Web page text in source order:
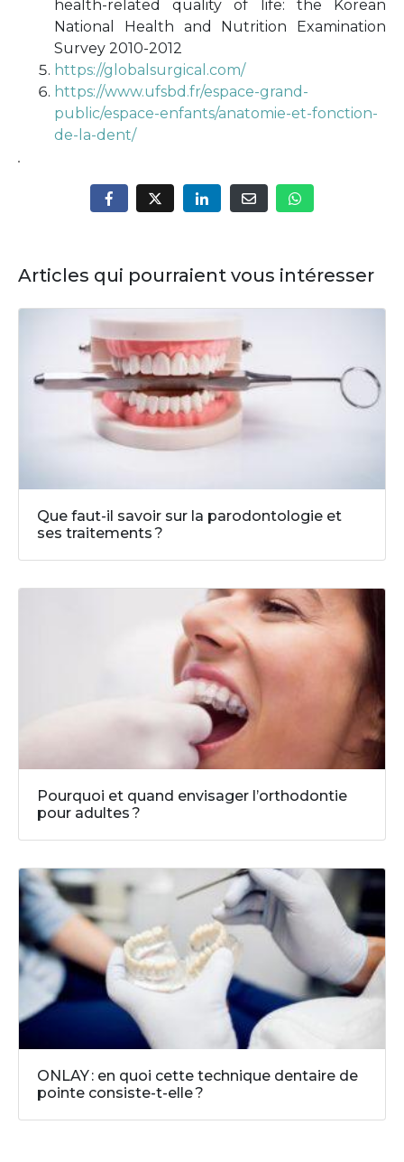
health-related quality of life: the Korean
National Health and Nutrition Examination
Survey 2010-2012
https://globalsurgical.com/
https://www.ufsbd.fr/espace-grand-
public/espace-enfants/anatomie-et-fonction-
de-la-dent/
Articles qui pourraient vous intéresser
Que faut-il savoir sur la parodontologie et
ses traitements ?
Pourquoi et quand envisager l’orthodontie
pour adultes ?
ONLAY : en quoi cette technique dentaire de
pointe consiste-t-elle ?